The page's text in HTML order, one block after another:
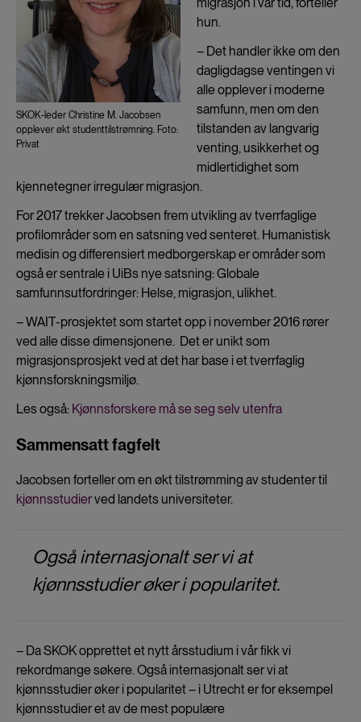
SKOK-leder Christine M. Jacobsen
opplever økt studenttilstrømning. Foto:
Privat
hun.
– Det handler ikke om den
dagligdagse ventingen vi
alle opplever i moderne
samfunn, men om den
tilstanden av langvarig
venting, usikkerhet og
midlertidighet som
kjennetegner irregulær migrasjon.
For 2017 trekker Jacobsen frem utvikling av tverrfaglige
profilområder som en satsning ved senteret. Humanistisk
medisin og differensiert medborgerskap er områder som
også er sentrale i UiBs nye satsning: Globale
samfunnsutfordringer: Helse, migrasjon, ulikhet.
– WAIT-prosjektet som startet opp i november 2016 rører
ved alle disse dimensjonene. Det er unikt som
migrasjonsprosjekt ved at det har base i et tverrfaglig
kjønnsforskningsmiljø.
Les også: Kjønnsforskere må se seg selv utenfra
Sammensatt fagfelt
Jacobsen forteller om en økt tilstrømming av studenter til
kjønnsstudierved landets universiteter.
Også internasjonalt ser vi at
kjønnsstudier øker i popularitet.
– Da SKOK opprettet et nytt årsstudium i vår fikk vi
rekordmange søkere. Også internasjonalt ser vi at
kjønnsstudier øker i popularitet – i Utrecht er for eksempel
kjønnsstudier et av de mest populære